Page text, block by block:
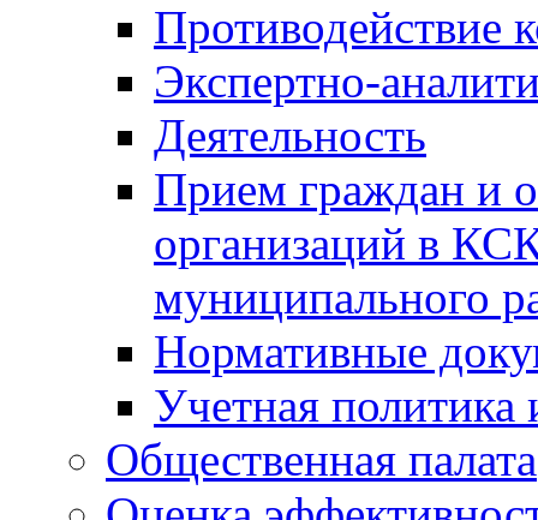
Противодействие
Экспертно-
Деятельность
Прием граждан и
организаций в
муниципального
Нормативные
Учетная политика
Общественная палата